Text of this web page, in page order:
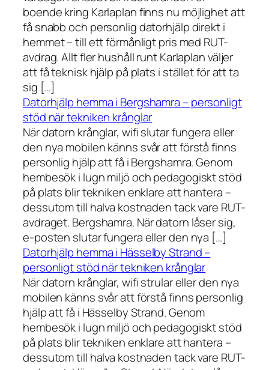
boende kring Karlaplan finns nu möjlighet att
få snabb och personlig datorhjälp direkt i
hemmet – till ett förmånligt pris med RUT-
avdrag. Allt fler hushåll runt Karlaplan väljer
att få teknisk hjälp på plats i stället för att ta
sig […]
Datorhjälp hemma i Bergshamra – personligt
stöd när tekniken krånglar
När datorn krånglar, wifi slutar fungera eller
den nya mobilen känns svår att förstå finns
personlig hjälp att få i Bergshamra. Genom
hembesök i lugn miljö och pedagogiskt stöd
på plats blir tekniken enklare att hantera –
dessutom till halva kostnaden tack vare RUT-
avdraget. Bergshamra. När datorn låser sig,
e-posten slutar fungera eller den nya […]
Datorhjälp hemma i Hässelby Strand –
personligt stöd när tekniken krånglar
När datorn krånglar, wifi strular eller den nya
mobilen känns svår att förstå finns personlig
hjälp att få i Hässelby Strand. Genom
hembesök i lugn miljö och pedagogiskt stöd
på plats blir tekniken enklare att hantera –
dessutom till halva kostnaden tack vare RUT-